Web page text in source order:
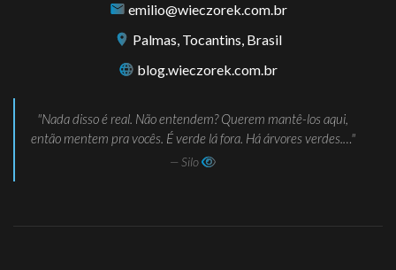
emilio@wieczorek.com.br
Palmas, Tocantins, Brasil
blog.wieczorek.com.br
Nada disso é real. Não entendem? Querem mantê-los aqui,
então mentem pra vocês. É verde lá fora. Há árvores verdes.…
— Silo